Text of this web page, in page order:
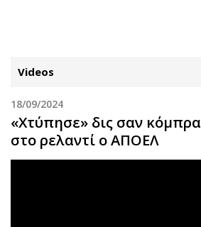
ΚΑΤΗΓΟΡΙΕΣ ΣΥΝΔΕΣΗ
Κύπρος
Videos
18/09/2024
«Χτύπησε» δις σαν
στο ρελαντί ο ΑΠΟΕΛ